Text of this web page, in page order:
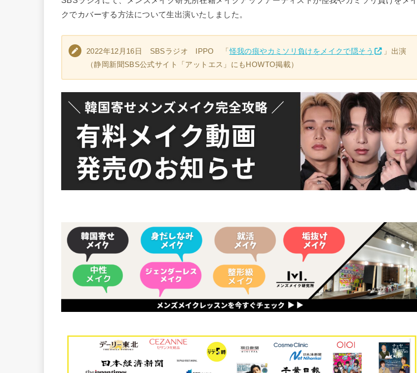
クでカバーする方法について生出演いたしました。
2022年12月16日 SBSラジオ IPPO 「怪我の痕やカミソリ負けをメイクで隠そう
」出演
（静岡新聞SBS公式サイト「アットエス」にもHOWTO掲載）